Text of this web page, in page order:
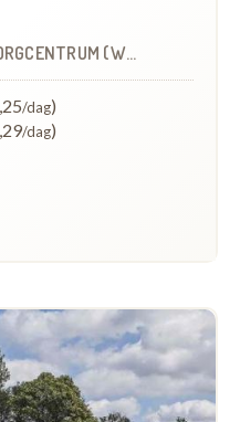
(WZC)
/dag)
/dag)